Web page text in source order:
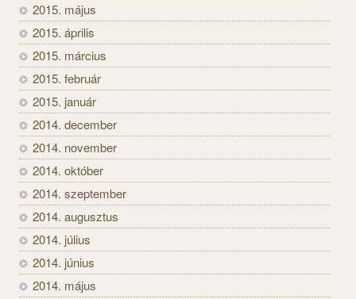
2015. május
2015. április
2015. március
2015. február
2015. január
2014. december
2014. november
2014. október
2014. szeptember
2014. augusztus
2014. július
2014. június
2014. május